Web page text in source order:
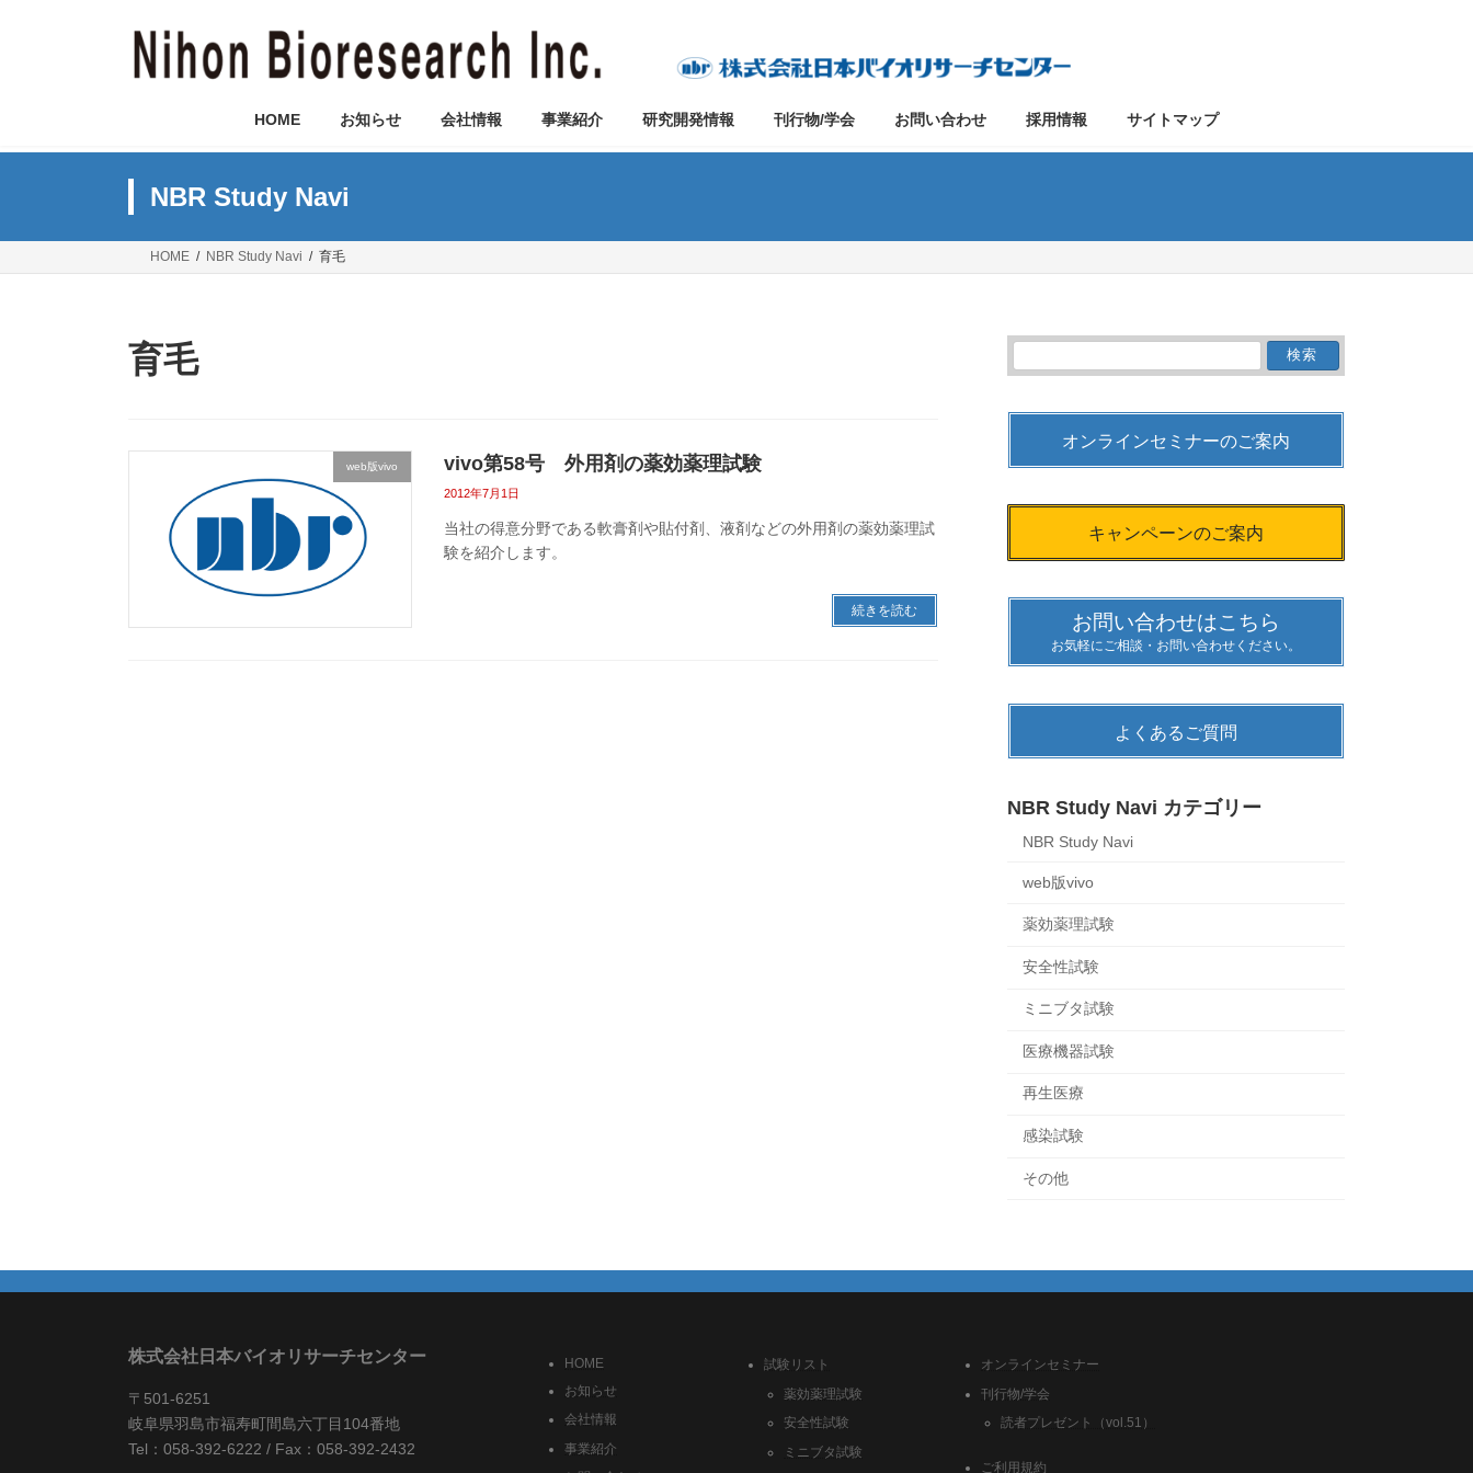
HOME お知らせ 会社情報 事業紹介 研究開発情報 刊行物/学会 お問い合わせ 採用情報 サイトマップ
NBR Study Navi
HOME NBR Study Navi 育毛
育毛
web版vivo vivo第58号 外用剤の薬効薬理試験
2012年7月1日
当社の得意分野である軟膏剤や貼付剤、液剤などの外用剤の薬効薬理試
験を紹介します。
続きを読む
索:
オンラインセミナーのご案内
キャンペーンのご案内
お問い合わせはこちら
お気軽にご相談・お問い合わせください。
よくあるご質問
NBR Study Navi カテゴリー
NBR Study Navi
web版vivo
薬効薬理試験
安全性試験
ミニブタ試験
医療機器試験
再生医療
感染試験
その他
株式会社日本バイオリサーチセンター
〒501-6251
岐阜県羽島市福寿町間島六丁目104番地
Tel：058-392-6222 / Fax：058-392-2432
HOME
お知らせ
会社情報
事業紹介
試験リスト
薬効薬理試験
安全性試験
ミニブタ試験
オンラインセミナー
刊行物/学会
読者プレゼント（vol.51）
ご利用規約